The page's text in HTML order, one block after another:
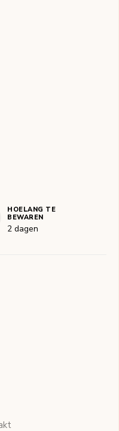
HOELANG TE
BEWAREN
2 dagen